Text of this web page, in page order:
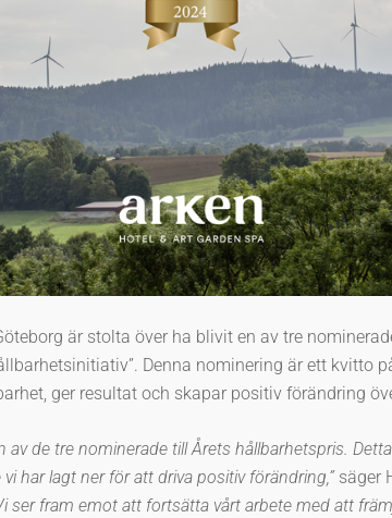
är stolta över ha blivit en av tre
Denna nominering är ett kvitto
ger resultat och skapar positiv förändring
av de tre nominerade till Årets hållbarhetspris.
har lagt ner för att driva positiv förändring,” säger
ser fram emot att fortsätta vårt arbete med att